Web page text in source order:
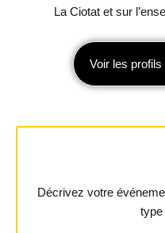
La Ciotat et sur
Voir les
Décrivez votre
type